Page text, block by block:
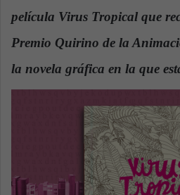
película Virus Tropical que
Premio Quirino de la
la novela gráfica en la que